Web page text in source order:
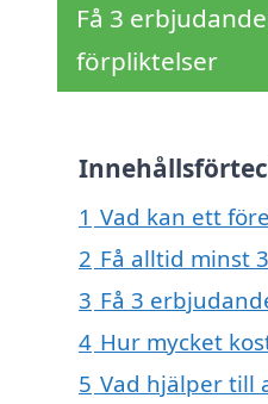
Få 3
förpliktelser
1 Vad kan ett
2 Få alltid minst
3 Få 3
4 Hur mycket
5 Vad hjälper till